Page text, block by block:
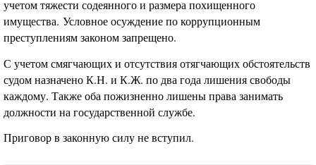
учетом тяжести содеянного и размера похищенного
имущества. Условное осуждение по коррупционным
преступлениям законом запрещено.
С учетом смягчающих и отсутствия отягчающих обстоятельств
судом назначено К.Н. и К.Ж. по два года лишения свободы
каждому. Также оба пожизненно лишены права занимать
должности на государственной службе.
Приговор в законную силу не вступил.